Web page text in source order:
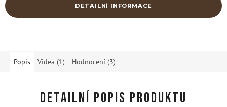
DETAILNÍ INFORMACE
Popis Videa (1) Hodnocení (3)
DETAILNÍ POPIS PRODUKTU